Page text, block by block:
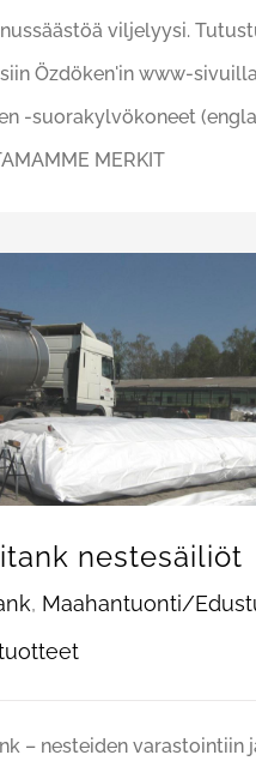
viljelyysi.
Özdöken'in www-
-suorakylvökoneet
MERKIT
nestesäiliöt
, Maahantuonti/
– nesteiden varastointiin